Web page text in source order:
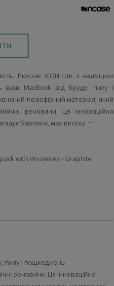
Рюкзак ICON Lite з надміцної
ваш MacBook від бруду, пилу і
поліефірний матеріал, який
речовини. Ця інноваційна
бавовна, має високу
with Woolenex - Graphite
пилу і пошкоджень.
речовини. Ця інноваційна